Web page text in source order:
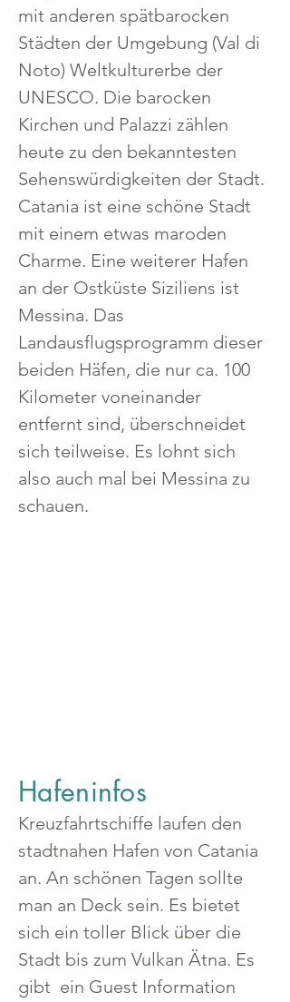
mit anderen spätbarocken
Städten der Umgebung (Val di
Noto) Weltkulturerbe der
UNESCO. Die barocken
Kirchen und Palazzi zählen
heute zu den bekanntesten
Sehenswürdigkeiten der Stadt.
Catania ist eine schöne Stadt
mit einem etwas maroden
Charme. Eine weiterer Hafen
an der Ostküste Siziliens ist
Messina. Das
Landausflugsprogramm dieser
beiden Häfen, die nur ca. 100
Kilometer voneinander
entfernt sind, überschneidet
sich teilweise. Es lohnt sich
also auch mal bei Messina zu
schauen.
Hafeninfos
Kreuzfahrtschiffe laufen den
stadtnahen Hafen von Catania
an. An schönen Tagen sollte
man an Deck sein. Es bietet
sich ein toller Blick über die
Stadt bis zum Vulkan Ätna. Es
gibt  ein Guest Information